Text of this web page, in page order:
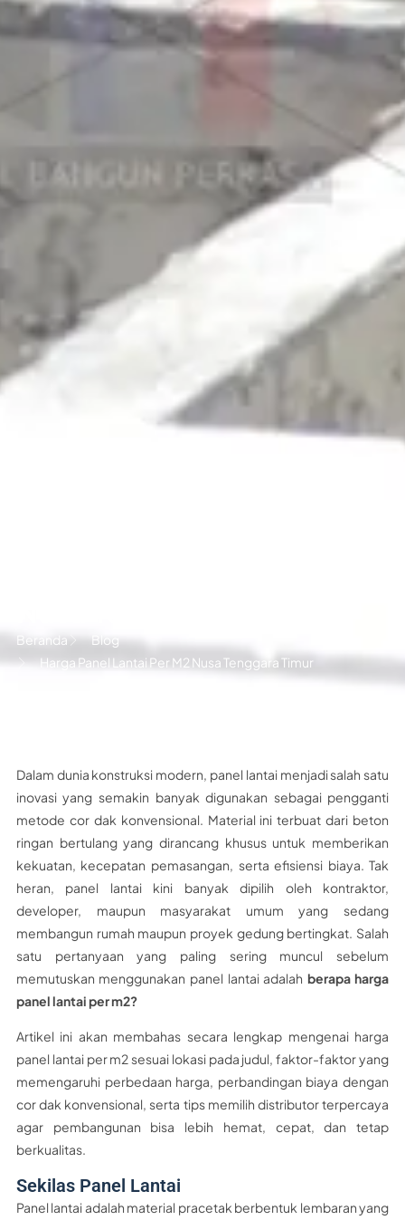
Beranda
Blog
Harga Panel Lantai Per M2 Nusa Tenggara Timur
Dalam dunia konstruksi modern, panel lantai menjadi salah satu
inovasi yang semakin banyak digunakan sebagai pengganti
metode cor dak konvensional. Material ini terbuat dari beton
ringan bertulang yang dirancang khusus untuk memberikan
kekuatan, kecepatan pemasangan, serta efisiensi biaya. Tak
heran, panel lantai kini banyak dipilih oleh kontraktor,
developer, maupun masyarakat umum yang sedang
membangun rumah maupun proyek gedung bertingkat. Salah
satu pertanyaan yang paling sering muncul sebelum
memutuskan menggunakan panel lantai adalah berapa harga
panel lantai per m2?
Artikel ini akan membahas secara lengkap mengenai harga
panel lantai per m2 sesuai lokasi pada judul, faktor-faktor yang
memengaruhi perbedaan harga, perbandingan biaya dengan
cor dak konvensional, serta tips memilih distributor terpercaya
agar pembangunan bisa lebih hemat, cepat, dan tetap
berkualitas.
Sekilas Panel Lantai
Panel lantai adalah material pracetak berbentuk lembaran yang